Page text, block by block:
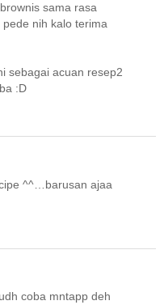
sama rasa
nih kalo terima
sebagai acuan resep2
:D
^^…barusan ajaa
coba mntapp deh